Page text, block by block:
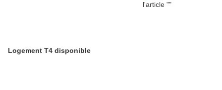
Logement T4 disponible